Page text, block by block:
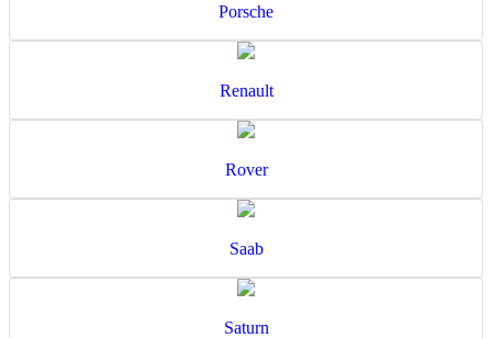
Porsche
Renault
Rover
Saab
Saturn